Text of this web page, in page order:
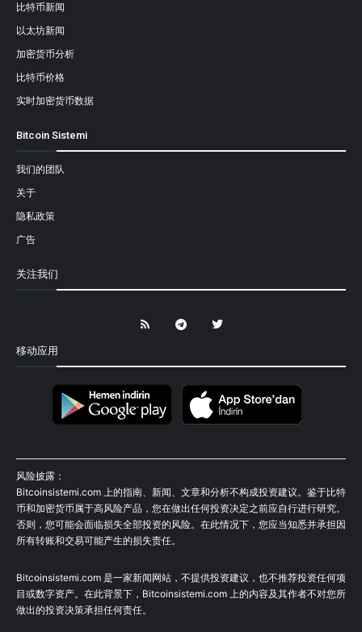
比特币新闻
以太坊新闻
加密货币分析
比特币价格
实时加密货币数据
Bitcoin Sistemi
我们的团队
关于
隐私政策
广告
关注我们
移动应用
风险披露：
Bitcoinsistemi.com 上的指南、新闻、文章和分析不构成投资建议。鉴于比特
币和加密货币属于高风险产品，您在做出任何投资决定之前应自行进行研究。
否则，您可能会面临损失全部投资的风险。在此情况下，您应当知悉并承担因
所有转账和交易可能产生的损失责任。
Bitcoinsistemi.com 是一家新闻网站，不提供投资建议，也不推荐投资任何项
目或数字资产。在此背景下，Bitcoinsistemi.com 上的内容及其作者不对您所
做出的投资决策承担任何责任。